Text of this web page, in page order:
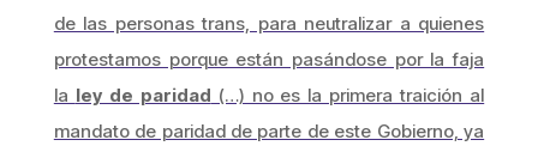
de las personas trans, para neutralizar a quienes
protestamos porque están pasándose por la faja
la ley de paridad (…) no es la primera traición al
mandato de paridad de parte de este Gobierno, ya